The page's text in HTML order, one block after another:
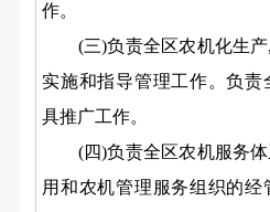
作。
(三)负责全区农机化生产,
实施和指导管理工作。负
具推广工作。
(四)负责全区农机服务体
用和农机管理服务组织的